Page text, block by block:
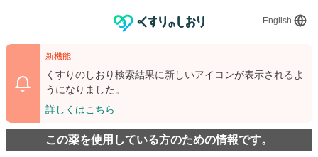
English
新機能
くすりのしおり検索結果に新しいアイコンが表示されるよ
うになりました。
詳しくはこちら
この薬を使用している方のための情報です。